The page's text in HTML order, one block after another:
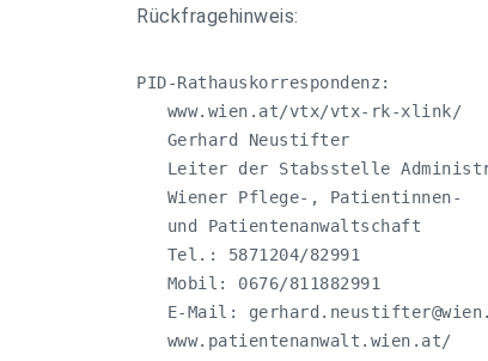
Rückfragehinweis:
PID-Rathauskorrespondenz:
   www.wien.at/vtx/vtx-rk-xlink/
   Gerhard Neustifter
Leiter der Stabsstelle
   Wiener Pflege-, Patientinnen-
   und Patientenanwaltschaft
   Tel.: 5871204/82991
   Mobil: 0676/811882991
   E-Mail:
   www.patientenanwalt.wien.at/